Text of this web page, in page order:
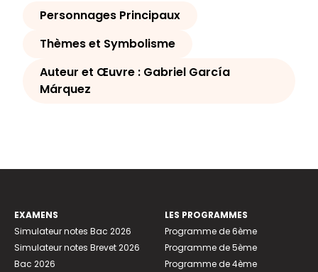
Personnages Principaux
Thèmes et Symbolisme
Auteur et Œuvre : Gabriel García
Márquez
EXAMENS
Simulateur notes Bac 2026
Simulateur notes Brevet 2026
Bac 2026
LES PROGRAMMES
Programme de 6ème
Programme de 5ème
Programme de 4ème